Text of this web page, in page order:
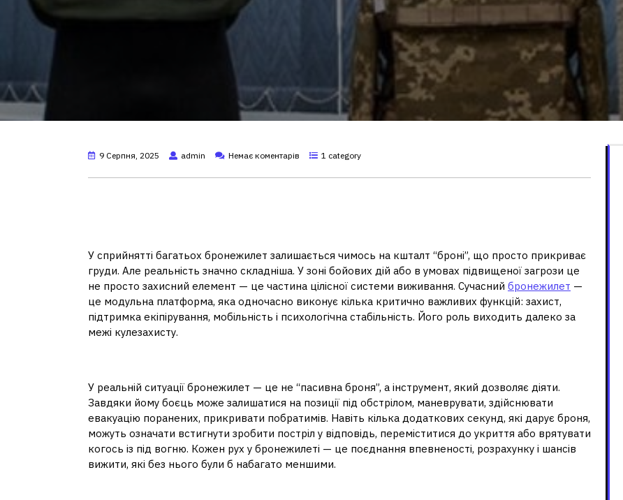
9 Серпня, 2025 admin Немає коментарів 1 category
У сприйнятті багатьох бронежилет залишається чимось на кшталт “броні”, що просто прикриває
груди. Але реальність значно складніша. У зоні бойових дій або в умовах підвищеної загрози це
не просто захисний елемент — це частина цілісної системи виживання. Сучасний бронежилет —
це модульна платформа, яка одночасно виконує кілька критично важливих функцій: захист,
підтримка екіпірування, мобільність і психологічна стабільність. Його роль виходить далеко за
межі кулезахисту.
У реальній ситуації бронежилет — це не “пасивна броня”, а інструмент, який дозволяє діяти.
Завдяки йому боєць може залишатися на позиції під обстрілом, маневрувати, здійснювати
евакуацію поранених, прикривати побратимів. Навіть кілька додаткових секунд, які дарує броня,
можуть означати встигнути зробити постріл у відповідь, переміститися до укриття або врятувати
когось із під вогню. Кожен рух у бронежилеті — це поєднання впевненості, розрахунку і шансів
вижити, які без нього були б набагато меншими.